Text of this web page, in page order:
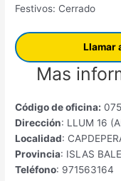
Festivos: Cerrado
Llamar
Mas
Código de oficina:
Dirección: LLUM 16
Localidad:
Provincia: ISLAS
Teléfono: 971563164